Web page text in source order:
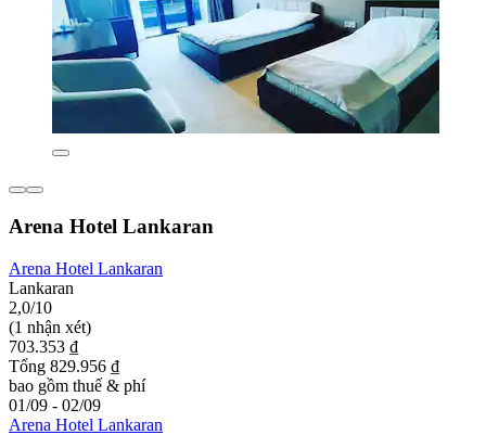
Arena Hotel Lankaran
Arena Hotel Lankaran
Lankaran
2,0/10
(1 nhận xét)
703.353 ₫
Tổng 829.956 ₫
bao gồm thuế & phí
01/09 - 02/09
Arena Hotel Lankaran